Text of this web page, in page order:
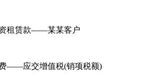
赁款——某某客户
交增值税(销项税额)